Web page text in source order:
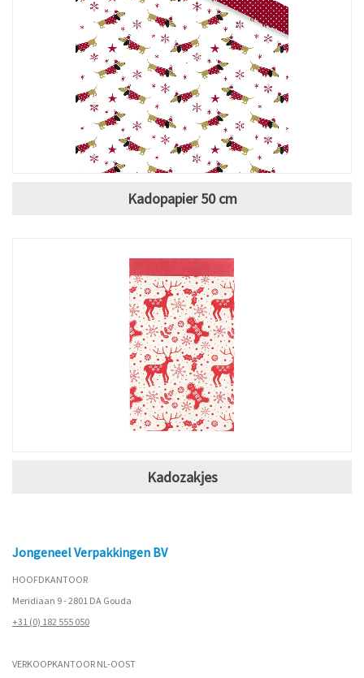
Kadopapier 50 cm
Kadozakjes
Jongeneel Verpakkingen BV
HOOFDKANTOOR
Meridiaan 9 - 2801 DA Gouda
+31 (0) 182 555 050
VERKOOPKANTOOR NL-OOST